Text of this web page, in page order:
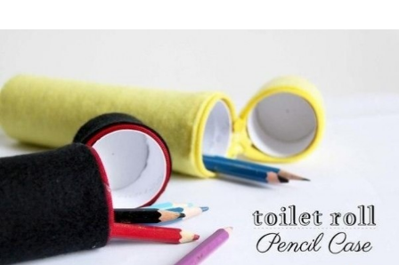
Guardar